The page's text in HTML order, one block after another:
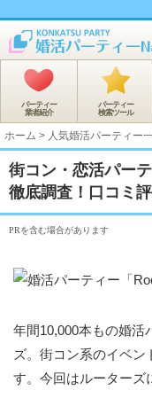
パーティー
業者紹介
パーティー
検索ツール
ホーム > 人気婚活パーティー
街コン・恋活パー
徹底調査！口コミ
PRを含む場合があります
年間10,000本もの婚活
ズ。街コン系のイベン
す。今回はルーターズ